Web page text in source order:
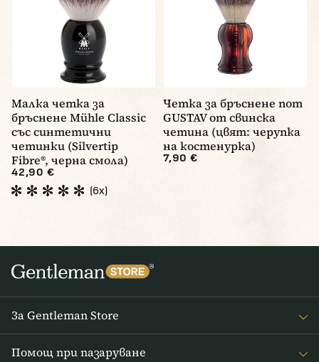
Малка четка за
бръснене Mühle Classic
със синтетични
четинки (Silvertip
Fibre®, черна смола)
42,90 €
(6x)
Четка за бръснене nom
GUSTAV от свинска
четина (цвят: черупка
на костенурка)
7,90 €
За Gentleman Store
Помощ при пазаруване